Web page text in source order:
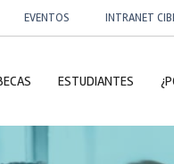
EVENTOS INTRANET
ESTUDIANTES